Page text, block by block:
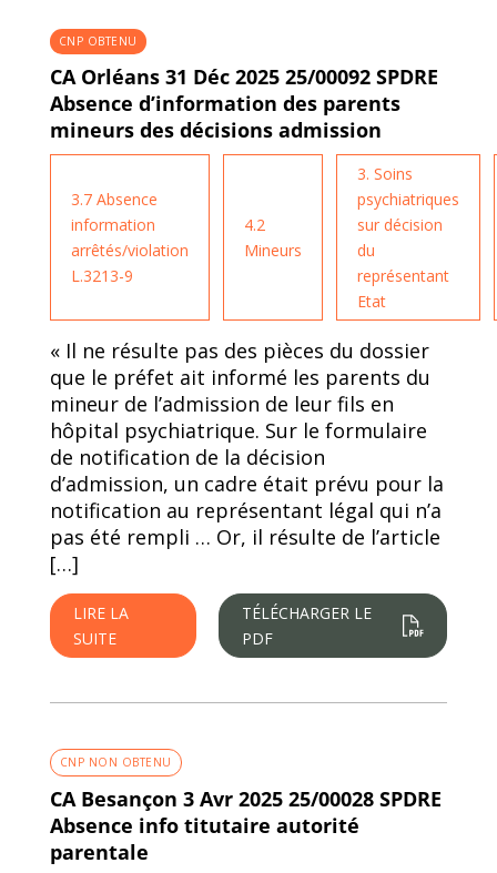
CNP OBTENU
CA Orléans 31 Déc 2025 25/00092 SPDRE
Absence d’information des parents
mineurs des décisions admission
3.7 Absence
information
arrêtés/violation
L.3213-9
4.2
Mineurs
3. Soins
psychiatriques
sur décision
du
représentant
Etat
« Il ne résulte pas des pièces du dossier
que le préfet ait informé les parents du
mineur de l’admission de leur fils en
hôpital psychiatrique. Sur le formulaire
de notification de la décision
d’admission, un cadre était prévu pour la
notification au représentant légal qui n’a
pas été rempli … Or, il résulte de l’article
[…]
LIRE LA
SUITE
TÉLÉCHARGER LE
PDF
CNP NON OBTENU
CA Besançon 3 Avr 2025 25/00028 SPDRE
Absence info titutaire autorité
parentale